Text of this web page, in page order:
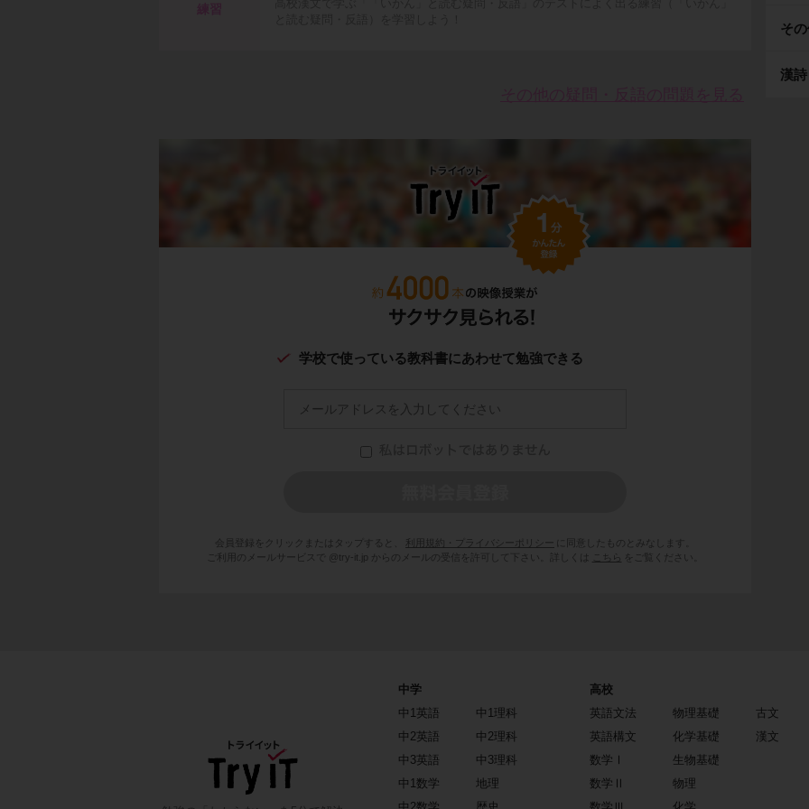
学校で使っている教科書にあわせて勉強できる
会員登録をクリックまたはタップすると、 利用規約・プライバシーポリシー
に同意したものとみなします。
ご利用のメールサービスで @try-it.jp からのメールの受信を許可して下さい。詳しくは
こちら をご覧ください。
そ
漢詩
中学
中1英語
中2英語
中3英語
中1数学
中1理科
中2理科
中3理科
地理
高校
英語文法
英語構文
数学Ⅰ
数学Ⅱ
物理基礎
化学基礎
生物基礎
物理
古文
漢文